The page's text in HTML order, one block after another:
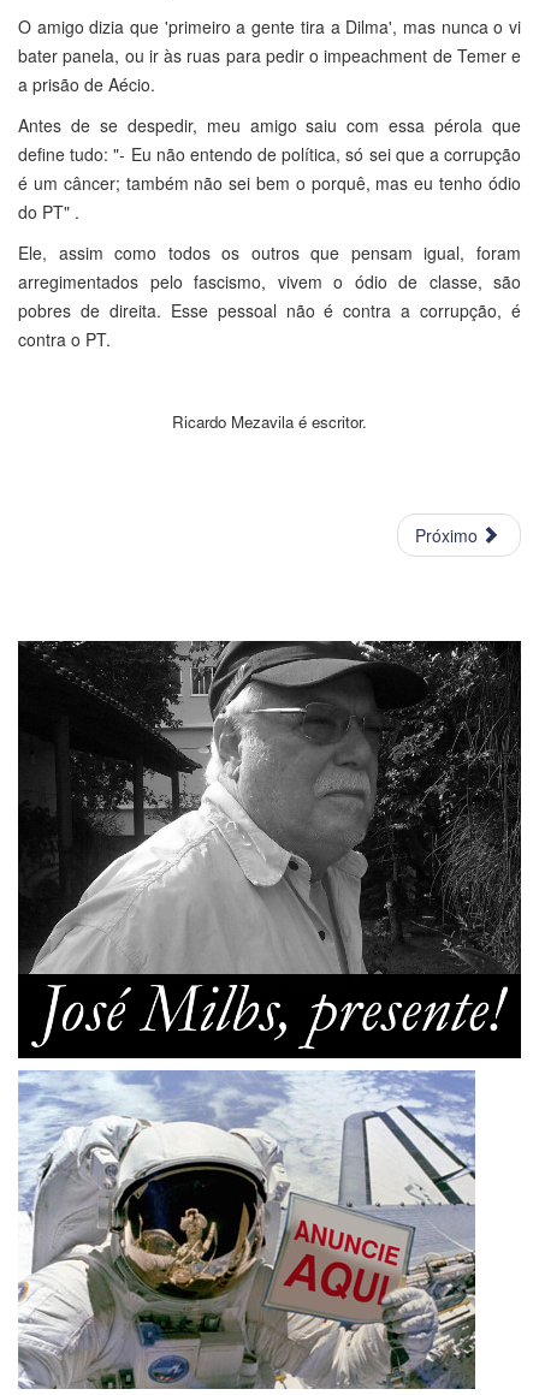
O amigo dizia que 'primeiro a gente tira a Dilma', mas nunca o vi
bater panela, ou ir às ruas para pedir o impeachment de Temer e
a prisão de Aécio.
Antes de se despedir, meu amigo saiu com essa pérola que
define tudo: "- Eu não entendo de política, só sei que a corrupção
é um câncer; também não sei bem o porquê, mas eu tenho ódio
do PT" .
Ele, assim como todos os outros que pensam igual, foram
arregimentados pelo fascismo, vivem o ódio de classe, são
pobres de direita. Esse pessoal não é contra a corrupção, é
contra o PT.
Ricardo Mezavila é escritor.
Próximo